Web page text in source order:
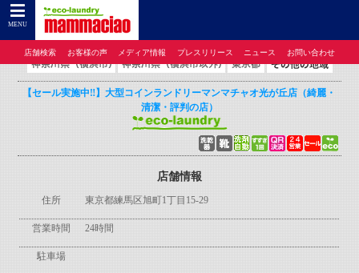
MENU
店舗検索 お客様の声 メディア情報 プレスリリース ニュース お問い合わせ
コインランドリーのマンマチャオTOP
索>東京都> 【セール実施中‼】大型コインランドリーマンマチャオ光が丘店（綺麗・清
潔・評判の店）
【セール実施中‼】大型コインランドリーマンマチャオ光が丘店（綺麗・
清潔・評判の店）
店舗情報
住所 東京都練馬区旭町1丁目15-29
営業時間 24時間
駐車場